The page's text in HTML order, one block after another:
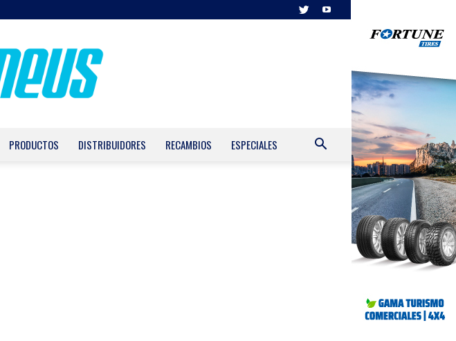
PRODUCTOS DISTRIBUIDORES RECAMBIOS ESPECIALES